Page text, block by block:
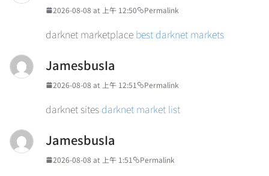
2026-08-08 at 上午 12:50 Permalink
darknet marketplace best darknet markets
JamesbusIa
2026-08-08 at 上午 12:51 Permalink
darknet sites darknet market list
JamesbusIa
2026-08-08 at 上午 1:51 Permalink